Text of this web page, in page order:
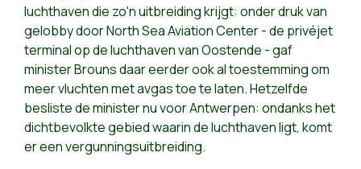
luchthaven die zo'n uitbreiding krijgt: onder druk van
gelobby door North Sea Aviation Center - de privéjet
terminal op de luchthaven van Oostende - gaf
minister Brouns daar eerder ook al toestemming om
meer vluchten met avgas toe te laten. Hetzelfde
besliste de minister nu voor Antwerpen: ondanks het
dichtbevolkte gebied waarin de luchthaven ligt, komt
er een vergunningsuitbreiding.